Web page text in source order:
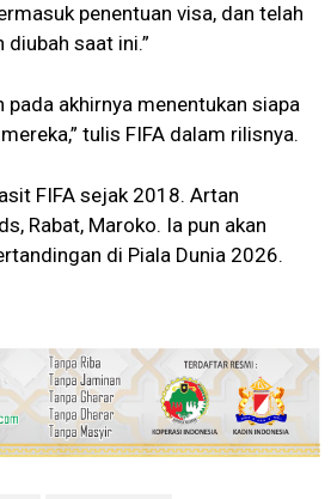
penentuan visa, dan telah
saat ini.”
pada akhirnya menentukan siapa
tulis FIFA dalam rilisnya.
FIFA sejak 2018. Artan
Rabat, Maroko. Ia pun akan
di Piala Dunia 2026.